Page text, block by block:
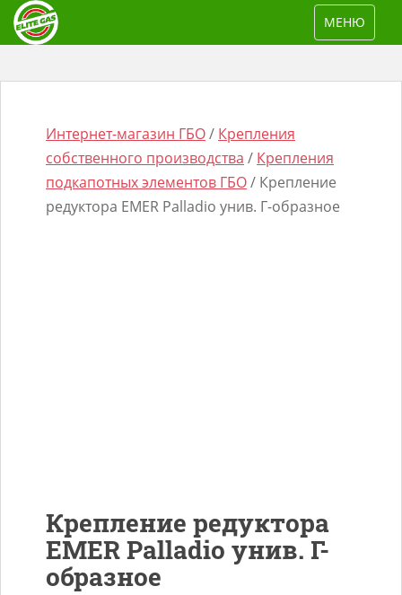
p
TOGGLE
МЕНЮ
Интернет-магазин ГБО/ Крепления
собственного производства / Крепления
подкапотных элементов ГБО/ Крепление
редуктора EMER Palladio унив. Г-образное
Крепление редуктора
EMER Palladio унив. Г-
образное